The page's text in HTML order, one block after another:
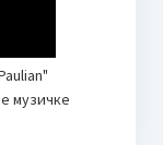
У ПРВИ И
2025.
музичке